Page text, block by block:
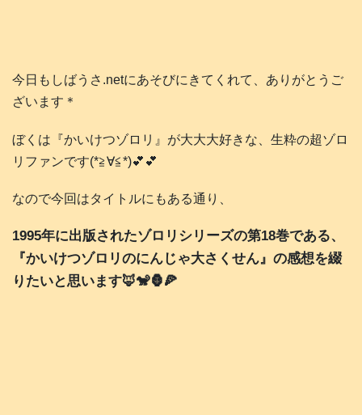
今日もしばうさ.netにあそびにきてくれて、ありがとうご
ざいます＊
ぼくは『かいけつゾロリ』が大大大好きな、生粋の超ゾロ
リファンです(*≧∀≦*)💕💕
なので今回はタイトルにもある通り、
1995年に出版されたゾロリシリーズの第18巻である、
『かいけつゾロリのにんじゃ大さくせん』の感想を綴
りたいと思います🦊🐒🦍🍕